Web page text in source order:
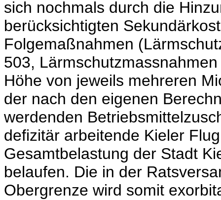
sich nochmals durch die
berücksichtigten
Folgemaßnahmen
503,
Höhe von jeweils mehreren
der nach den eigenen
werdenden
defizitär arbeitende Kieler
Gesamtbelastung der Stadt
belaufen. Die in der
Obergrenze wird somit